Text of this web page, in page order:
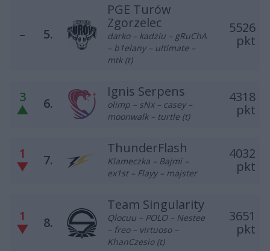
– 5.
PGE Turów
Zgorzelec
darko – kadziu – gRuChA
– b1elany – ultimate –
mtk (t)
5526
pkt
3
▲
6.
Ignis Serpens
olimp – sNx – casey –
moonwalk – turtle (t)
4318
pkt
1
▼
7.
ThunderFlash
Klameczka – Bajmi –
ex1st – Flayy – majster
4032
pkt
1
▼
8.
Team Singularity
Qlocuu – POLO – Nestee
– freo – virtuoso –
KhanCzesio (t)
3651
pkt